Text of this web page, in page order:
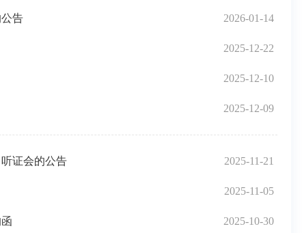
2026-01-14
告
2025-12-22
2025-12-10
2025-12-09
2025-11-21
证会的公告
2025-11-05
2025-10-30